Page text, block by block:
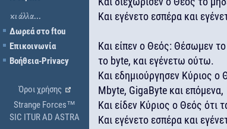
κι άλλα...
Δωρεά στο ftou
Επικοινωνία
Βοήθεια-Privacy
Όροι χρήσης
Strange Forces™
SIC ITUR AD ASTRA
Και εγένετο εσπέρα και
Και είπεν ο Θεός: Θέσωμεν
το byte, και εγένετω ούτω.
Και εδημιούργησεν Κύριος
Mbyte, GigaByte και επόμενα,
Και είδεν Κύριος ο Θεός ότι
Και εγένετο εσπέρα και